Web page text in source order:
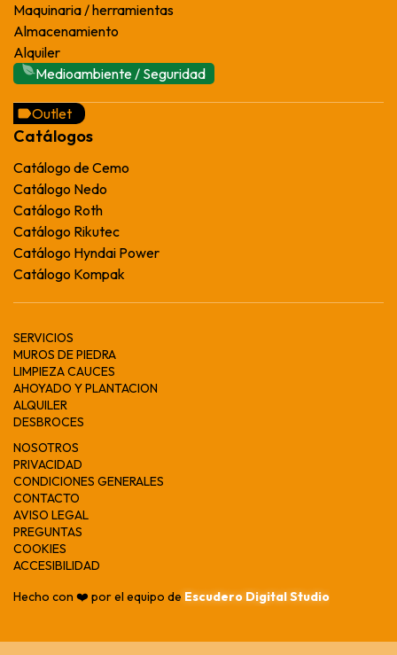
Maquinaria / herramientas
Almacenamiento
Alquiler
Medioambiente / Seguridad
Outlet
Catálogos
Catálogo de Cemo
Catálogo Nedo
Catálogo Roth
Catálogo Rikutec
Catálogo Hyndai Power
Catálogo Kompak
SERVICIOS
MUROS DE PIEDRA
LIMPIEZA CAUCES
AHOYADO Y PLANTACION
ALQUILER
DESBROCES
NOSOTROS
PRIVACIDAD
CONDICIONES GENERALES
CONTACTO
AVISO LEGAL
PREGUNTAS
COOKIES
ACCESIBILIDAD
Hecho con ❤️ por el equipo de Escudero Digital Studio